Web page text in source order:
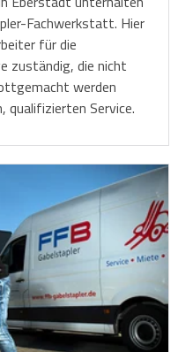
Fachwerkstatt. Hier
für die
zuständig, die nicht
werden
qualifizierten Service.